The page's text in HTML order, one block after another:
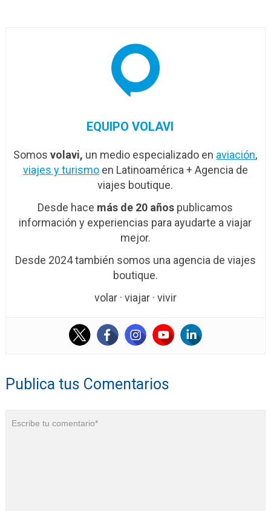
EQUIPO VOLAVI
Somosvolavi, un medio especializado en aviación,
viajes y turismoen Latinoamérica + Agencia de
viajes boutique.
Desde hace más de 20 años publicamos
información y experiencias para ayudarte a viajar
mejor.
Desde 2024 también somos una agencia de viajes
boutique.
volar · viajar · vivir
Publica tus Comentarios